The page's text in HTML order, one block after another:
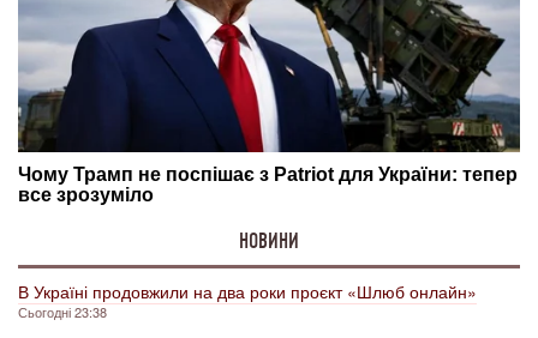
НОВИНИ
В Україні продовжили на два роки проєкт «Шлюб онлайн»
Сьогодні 23:38